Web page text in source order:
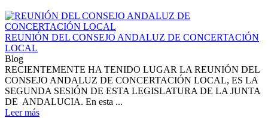
REUNIÓN DEL CONSEJO ANDALUZ DE CONCERTACIÓN
LOCAL
Blog
RECIENTEMENTE HA TENIDO LUGAR LA REUNIÓN DEL
CONSEJO ANDALUZ DE CONCERTACIÓN LOCAL, ES LA
SEGUNDA SESIÓN DE ESTA LEGISLATURA DE LA JUNTA
DE ANDALUCIA. En esta ...
Leer más